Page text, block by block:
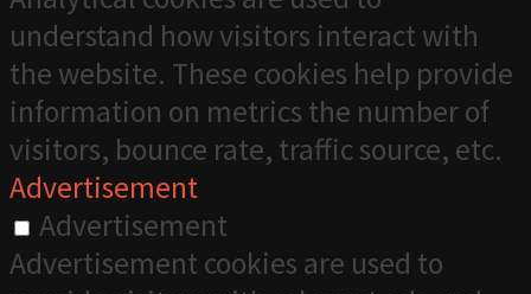
understand how visitors interact with
the website. These cookies help provide
information on metrics the number of
visitors, bounce rate, traffic source, etc.
Advertisement
Advertisement
Advertisement cookies are used to